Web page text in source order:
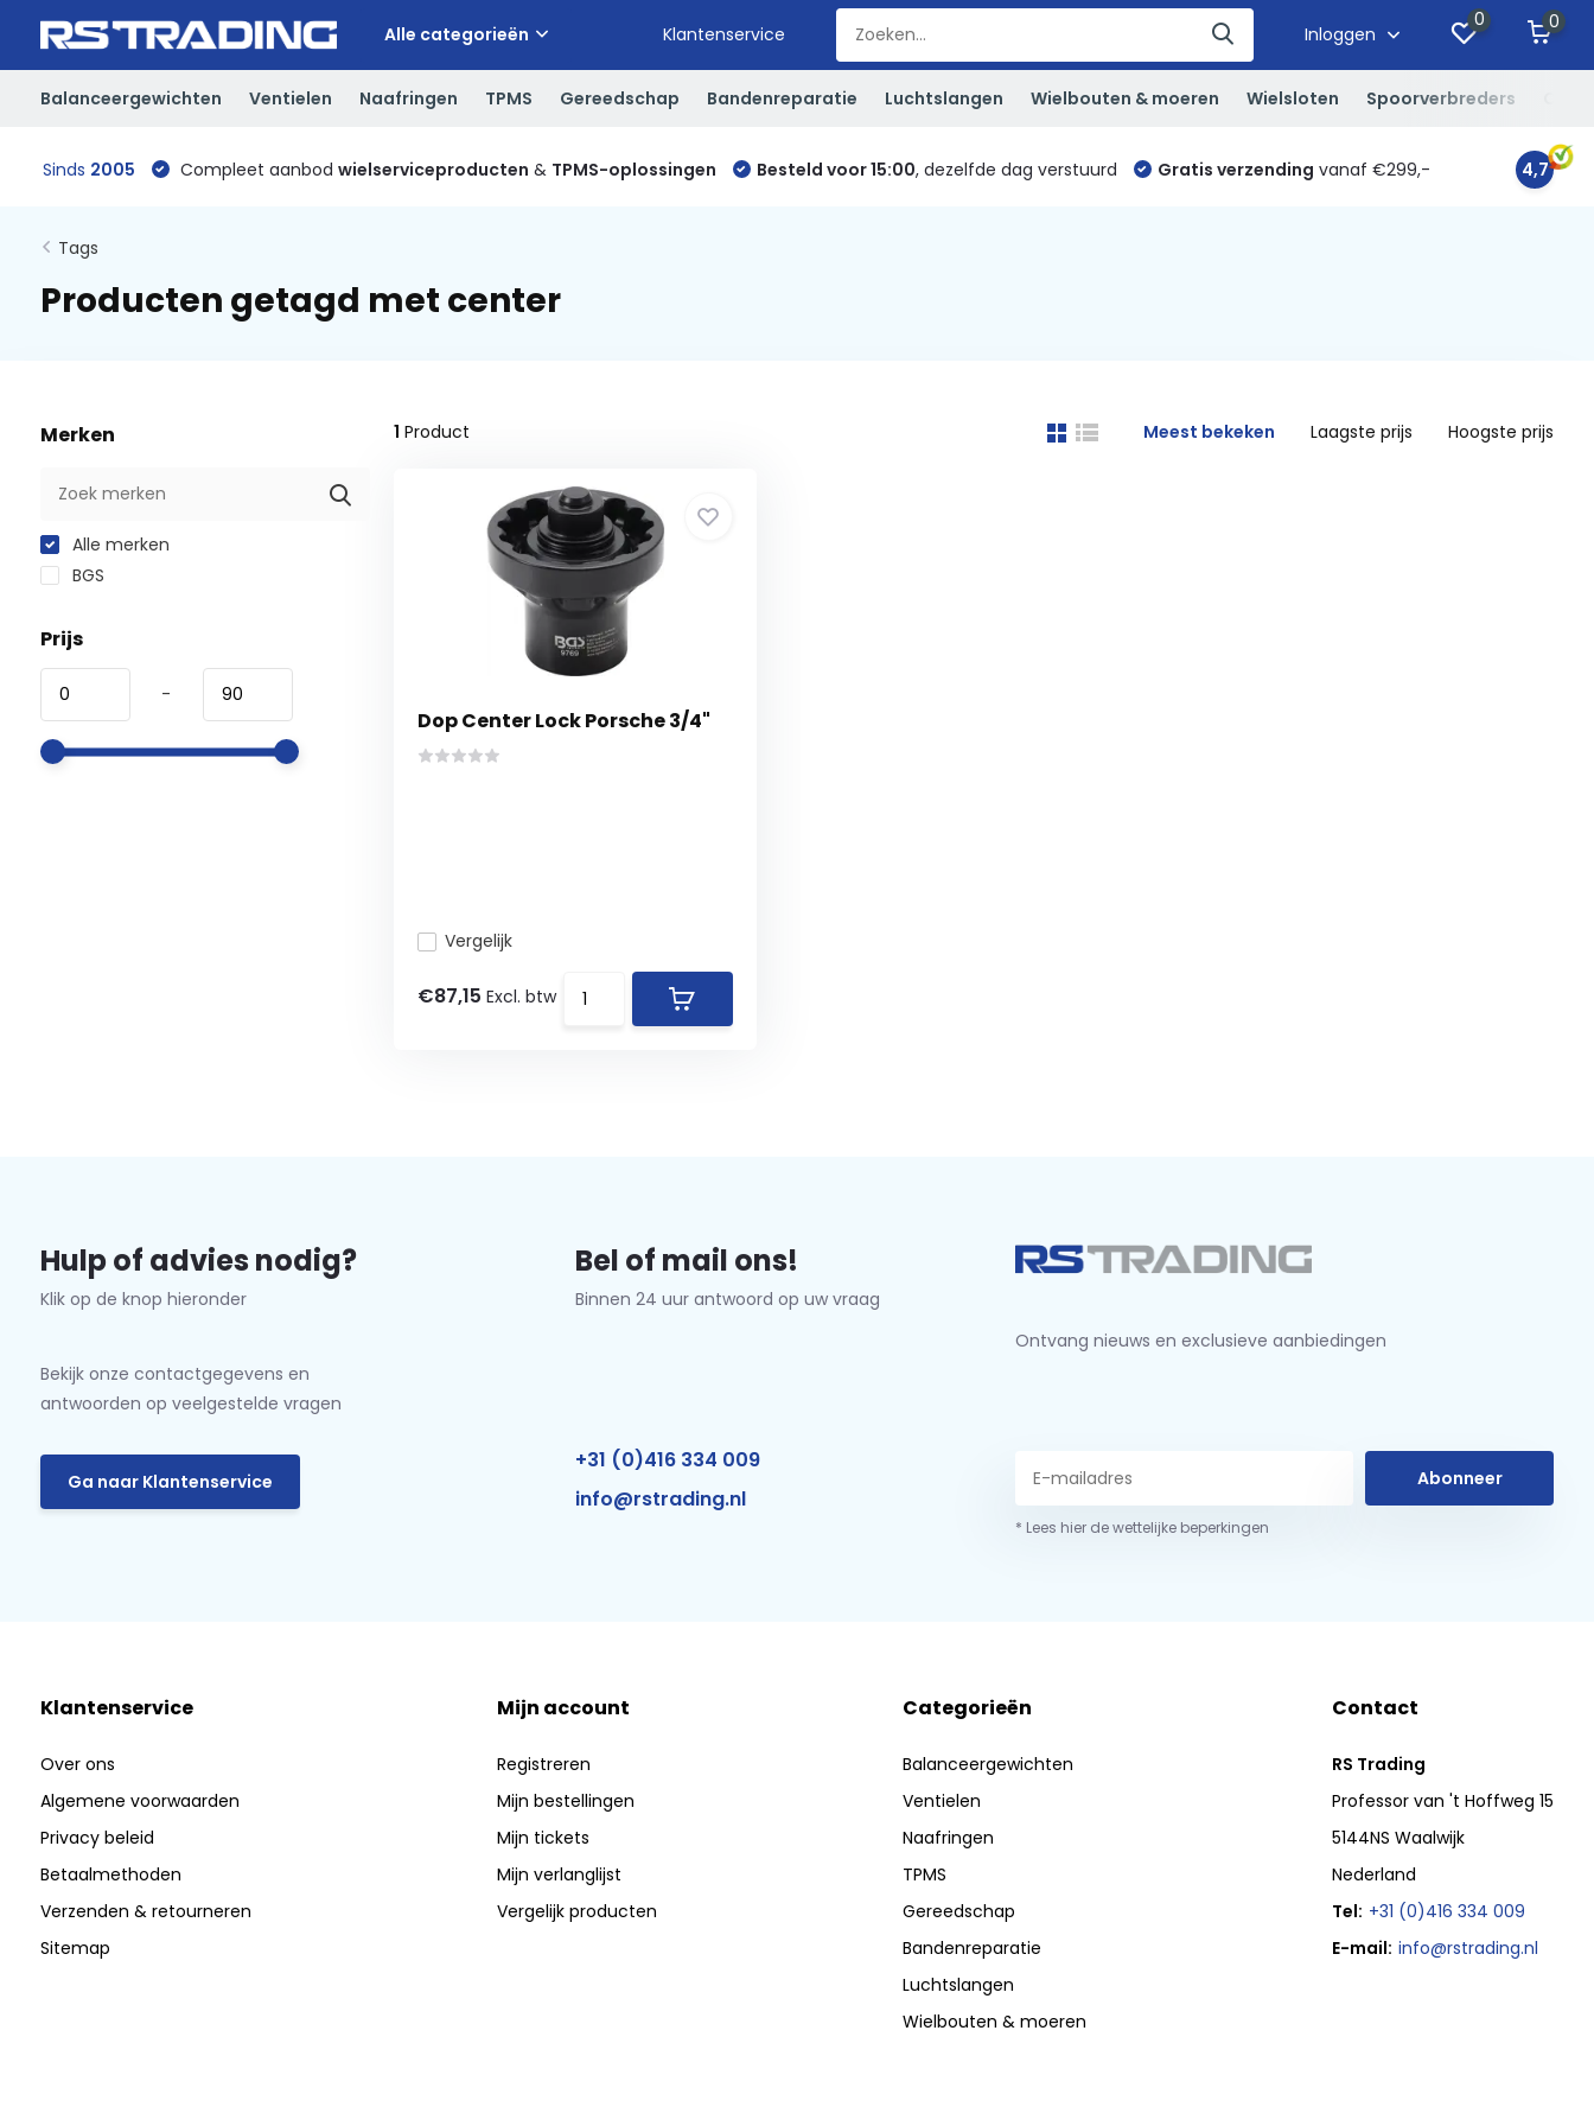
Alle categorieën Klantenservice Inloggen
0 0
Balanceergewichten Ventielen Naafringen TPMS Gereedschap Bandenreparatie Luchtslangen Wielbouten & moeren Wielsloten Spoorverbreders
Sinds 2005 Compleet aanbod wielserviceproducten & TPMS-oplossingen Besteld voor 15:00, dezelfde dag verstuurd Gratis verzending vanaf €299,- 4,7
Tags
Producten getagd met center
Merken
Alle merken
BGS
Prijs
-
1 Product Meest bekeken Laagste prijs Hoogste prijs
Dop Center Lock Porsche 3/4"
Vergelijk
€87,15 Excl. btw
Hulp of advies nodig?
Klik op de knop hieronder
Bekijk onze contactgegevens en
antwoorden op veelgestelde vragen
Ga naar Klantenservice
Bel of mail ons!
Binnen 24 uur antwoord op uw vraag
+31 (0)416 334 009
info@rstrading.nl
Ontvang nieuws en exclusieve aanbiedingen
Abonneer
* Lees hier de wettelijke beperkingen
Klantenservice
Over ons
Algemene voorwaarden
Privacy beleid
Betaalmethoden
Verzenden & retourneren
Sitemap
Mijn account
Registreren
Mijn bestellingen
Mijn tickets
Mijn verlanglijst
Vergelijk producten
Categorieën
Balanceergewichten
Ventielen
Naafringen
TPMS
Gereedschap
Bandenreparatie
Luchtslangen
Wielbouten & moeren
Contact
RS Trading
Professor van 't Hoffweg 15
5144NS Waalwijk
Nederland
Tel: +31 (0)416 334 009
E-mail: info@rstrading.nl